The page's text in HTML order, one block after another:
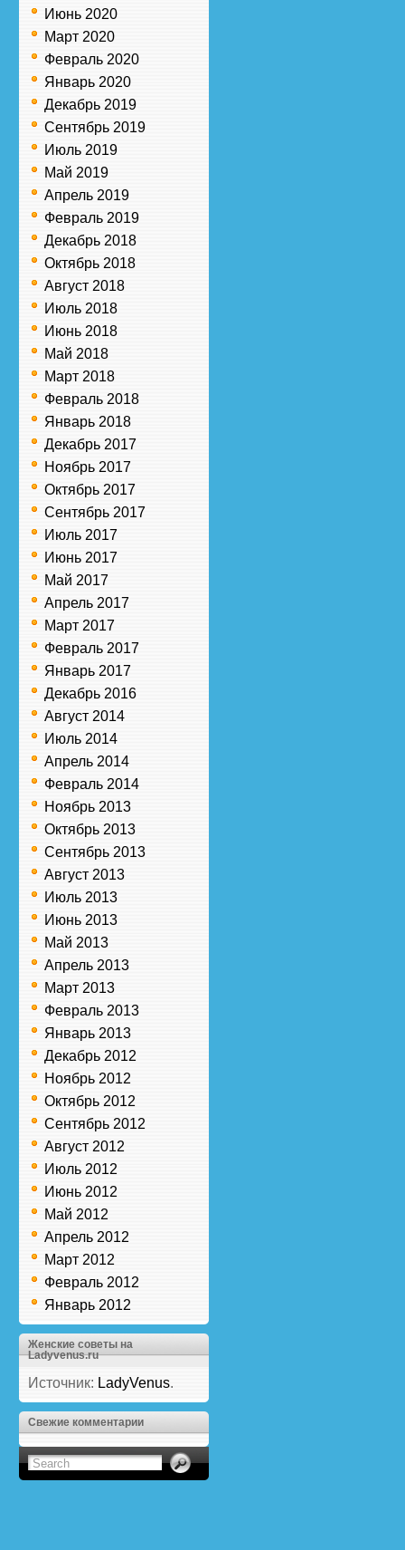
Июнь 2020
Март 2020
Февраль 2020
Январь 2020
Декабрь 2019
Сентябрь 2019
Июль 2019
Май 2019
Апрель 2019
Февраль 2019
Декабрь 2018
Октябрь 2018
Август 2018
Июль 2018
Июнь 2018
Май 2018
Март 2018
Февраль 2018
Январь 2018
Декабрь 2017
Ноябрь 2017
Октябрь 2017
Сентябрь 2017
Июль 2017
Июнь 2017
Май 2017
Апрель 2017
Март 2017
Февраль 2017
Январь 2017
Декабрь 2016
Август 2014
Июль 2014
Апрель 2014
Февраль 2014
Ноябрь 2013
Октябрь 2013
Сентябрь 2013
Август 2013
Июль 2013
Июнь 2013
Май 2013
Апрель 2013
Март 2013
Февраль 2013
Январь 2013
Декабрь 2012
Ноябрь 2012
Октябрь 2012
Сентябрь 2012
Август 2012
Июль 2012
Июнь 2012
Май 2012
Апрель 2012
Март 2012
Февраль 2012
Январь 2012
Женские советы на
Ladyvenus.ru
Источник: LadyVenus.
Свежие комментарии